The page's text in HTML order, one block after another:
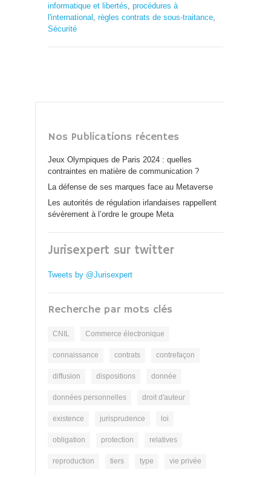
informatique et libertés, procédures à
l'international , règles contrats de sous-traitance,
Sécurité
Nos Publications récentes
Jeux Olympiques de Paris 2024 : quelles
contraintes en matière de communication ?
La défense de ses marques face au Metaverse
Les autorités de régulation irlandaises rappellent
sévèrement à l’ordre le groupe Meta
Jurisexpert sur twitter
Tweets by @Jurisexpert
Recherche par mots clés
CNIL Commerce électronique
connaissance contrats contrefaçon
diffusion dispositions donnée
données personnelles droit d'auteur
existence jurisprudence loi
obligation protection relatives
reproduction tiers type vie privée